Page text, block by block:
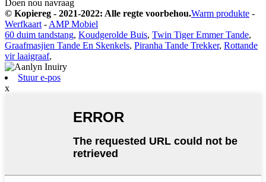
Doen nou navraag
© Kopiereg - 2021-2022: Alle regte voorbehou.Warm produkte -
Werfkaart - AMP Mobiel
60 duim tandstang, Koudgerolde Buis, Twin Tiger Emmer Tande,
Graafmasjien Tande En Skenkels, Piranha Tande Trekker, Rottande
vir laaigraaf,
Stuur e-pos
x